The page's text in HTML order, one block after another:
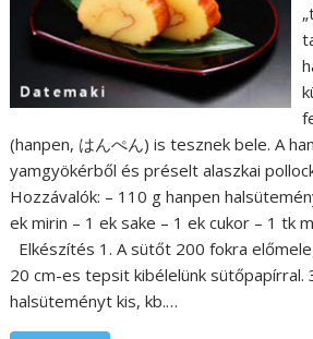
(hanpen, はんぺん) is tesznek bele. A
yamgyökérből és préselt alaszkai
Hozzávalók: – 110 g hanpen
ek mirin – 1 ek sake – 1 ek cukor – 1 tk
Elkészítés 1. A sütőt 200 fokra
20 cm-es tepsit kibélelünk sütőpapírral.
halsüteményt kis, kb.…